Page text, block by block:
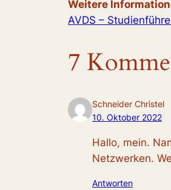
Weitere
AVDS –
7
Schneider Christel
10. Oktober 2022
Hallo, mein.
Netzwerken.
Antworten